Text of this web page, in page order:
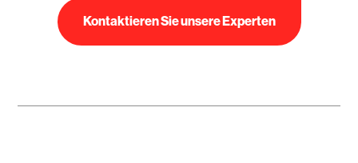
Kontaktieren Sie unsere Experten